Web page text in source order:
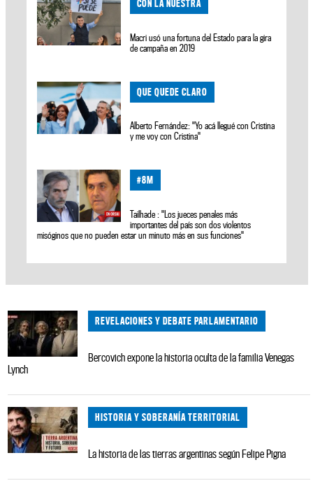
CON LA NUESTRA
Macri usó una fortuna del Estado para la gira
de campaña en 2019
QUE QUEDE CLARO
Alberto Fernández: "Yo acá llegué con Cristina
y me voy con Cristina"
#8M
Tailhade : "Los jueces penales más
importantes del país son dos violentos
misóginos que no pueden estar un minuto más en sus funciones"
REVELACIONES Y DEBATE PARLAMENTARIO
Bercovich expone la historia oculta de la familia Venegas
Lynch
HISTORIA Y SOBERANÍA TERRITORIAL
La historia de las tierras argentinas según Felipe Pigna